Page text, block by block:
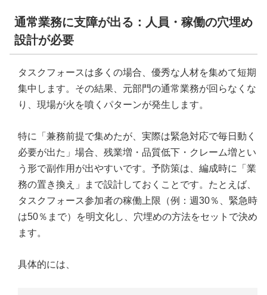
通常業務に支障が出る：人員・稼働の穴埋め
設計が必要
タスクフォースは多くの場合、優秀な人材を集めて短期
集中します。その結果、元部門の通常業務が回らなくな
り、現場が火を噴くパターンが発生します。
特に「兼務前提で集めたが、実際は緊急対応で毎日動く
必要が出た」場合、残業増・品質低下・クレーム増とい
う形で副作用が出やすいです。予防策は、編成時に「業
務の置き換え」まで設計しておくことです。たとえば、
タスクフォース参加者の稼働上限（例：週30％、緊急時
は50％まで）を明文化し、穴埋めの方法をセットで決め
ます。
具体的には、